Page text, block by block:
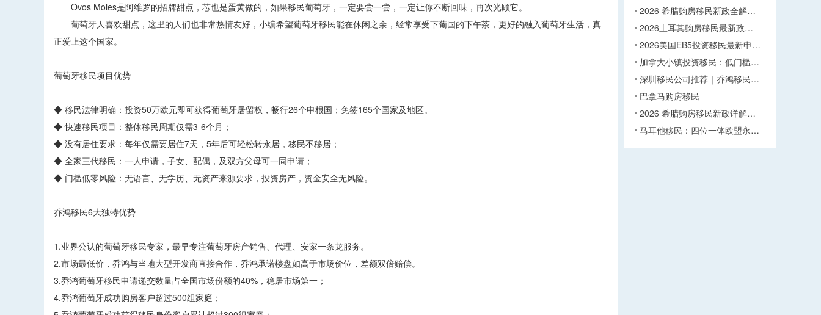
Ovos Moles是阿维罗的招牌甜点，芯也是蛋黄做的，如果移民葡萄牙，一定要尝一尝，一定让你不断回味，再次光顾它。
葡萄牙人喜欢甜点，这里的人们也非常热情友好，小编希望葡萄牙移民能在休闲之余，经常享受下葡国的下午茶，更好的融入葡萄牙生活，真
正爱上这个国家。
葡萄牙移民项目优势
◆ 移民法律明确：投资50万欧元即可获得葡萄牙居留权，畅行26个申根国；免签165个国家及地区。
◆ 快速移民项目：整体移民周期仅需3-6个月；
◆ 没有居住要求：每年仅需要居住7天，5年后可轻松转永居，移民不移居；
◆ 全家三代移民：一人申请，子女、配偶，及双方父母可一同申请；
◆ 门槛低零风险：无语言、无学历、无资产来源要求，投资房产，资金安全无风险。
乔鸿移民6大独特优势
1.业界公认的葡萄牙移民专家，最早专注葡萄牙房产销售、代理、安家一条龙服务。
2.市场最低价，乔鸿与当地大型开发商直接合作，乔鸿承诺楼盘如高于市场价位，差额双倍赔偿。
3.乔鸿葡萄牙移民申请递交数量占全国市场份额的40%，稳居市场第一；
4.乔鸿葡萄牙成功购房客户超过500组家庭；
2026 希腊购房移民新政全解…
2026土耳其购房移民最新政…
2026美国EB5投资移民最新申…
加拿大小镇投资移民：低门槛…
深圳移民公司推荐｜乔鸿移民…
巴拿马购房移民
2026 希腊购房移民新政详解…
马耳他移民：四位一体欧盟永…